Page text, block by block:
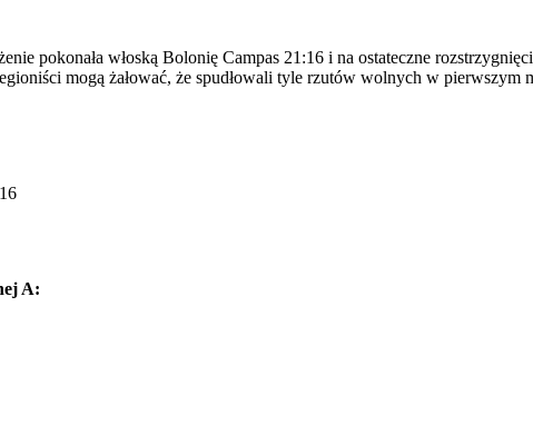
pokonała włoską Bolonię Campas 21:16 i na ostateczne
mogą żałować, że spudłowali tyle rzutów wolnych w
A: